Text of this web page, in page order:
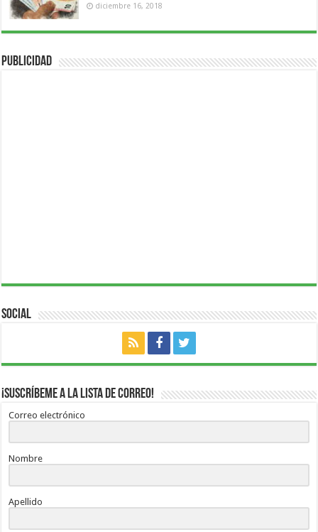
diciembre 16, 2018
Publicidad
Social
¡Suscríbeme a la lista de correo!
Correo electrónico
Nombre
Apellido